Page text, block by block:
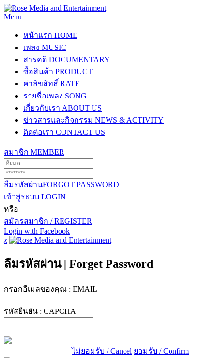
Menu
หน้าแรก HOME
เพลง MUSIC
สารคดี DOCUMENTARY
ซื้อสินค้า PRODUCT
ค่าลิขสิทธิ์ RATE
รายชื่อเพลง SONG
เกี่ยวกับเรา ABOUT US
ข่าวสารและกิจกรรม NEWS & ACTIVITY
ติดต่อเรา CONTACT US
สมาชิก MEMBER
ลืมรหัสผ่านFORGOT PASSWORD
เข้าสู่ระบบ LOGIN
หรือ
สมัครสมาชิก / REGISTER
Login with Facebook
x
ลืมรหัสผ่าน | Forget Password
กรอกอีเมลของคุณ : EMAIL
รหัสยืนยัน : CAPCHA
ไม่ยอมรับ / Cancel ยอมรับ / Confirm